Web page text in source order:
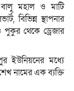
বালু মহাল ও মাটি
বিভিন্ন স্থাপনার
পুকুর থেকে ড্রেজার
ইউনিয়নের মধ্যে
নামের এক ব্যক্তি